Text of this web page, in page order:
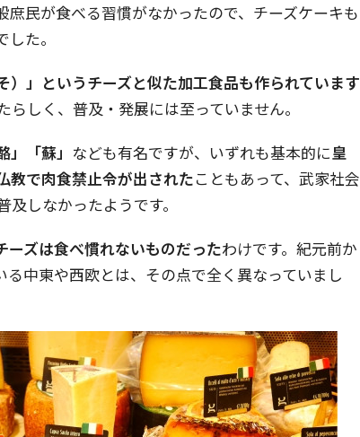
庶民が食べる習慣がなかったので、チーズケーキも
た。
）」というチーズと似た加工食品も作られています
しく、普及・発展には至っていません。
」「蘇」 なども有名ですが、いずれも基本的に皇
教で肉食禁止令が出されたこともあって、武家社会
しなかったようです。
ーズは食べ慣れないものだったわけです。紀元前か
る中東や西欧とは、その点で全く異なっていまし